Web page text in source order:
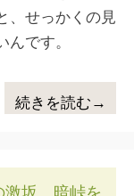
、せっかくの見
です。
続きを読む→